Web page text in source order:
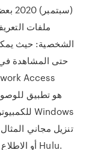
حتى المشاهدة في